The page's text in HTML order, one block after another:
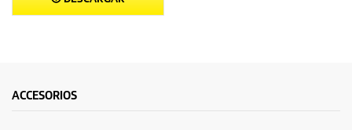
ACCESORIOS